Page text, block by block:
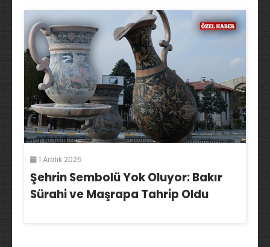
1 Aralık 2025
Şehrin Sembolü Yok Oluyor: Bakır
Sürahi ve Maşrapa Tahrip Oldu